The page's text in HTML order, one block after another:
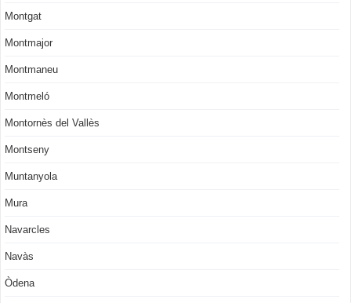
Montgat
Montmajor
Montmaneu
Montmeló
Montornès del Vallès
Montseny
Muntanyola
Mura
Navarcles
Navàs
Òdena